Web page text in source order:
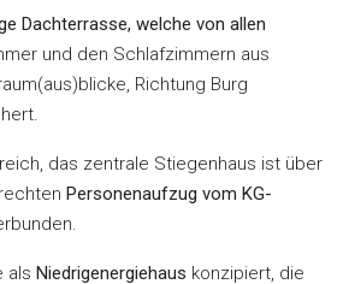
Dachterrasse, welche von allen
und den Schlafzimmern aus
Richtung Burg
das zentrale Stiegenhaus ist über
Personenaufzug vom KG-
als Niedrigenergiehaus konzipiert, die